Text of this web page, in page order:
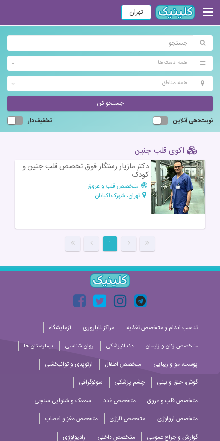
تهران
همه دسته‌ها
همه مناطق
جستجو کن
نوبت‌دهی آنلاین
تخفیف‌دار
اکوی قلب جنین
دکتر مازیار رستگار فوق تخصص قلب جنین و
کودک
متخصص قلب و عروق
تهران، شهرک اکباتان
۱
تناسب اندام و متخصص تغذیه مراکز ناباروری
آزمایشگاه
متخصص زنان و زایمان
دندانپزشکی روان شناسی
بیمارستان ها
پوست، مو و زیبایی
متخصص اطفال
ارتوپدی و توانبخشی
گوش، حلق و بینی
چشم پزشکی
سونوگرافی
متخصص قلب و عروق
متخصص غدد
سمعک و شنوایی سنجی
متخصص ارولوژی
متخصص آلرژی
متخصص مغز و اعصاب
گوارش و جراح عمومی
متخصص داخلی رادیولوژی